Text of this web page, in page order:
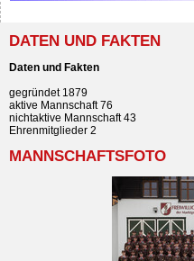
DATEN UND FAKTEN
Daten und Fakten
gegründet 1879
aktive Mannschaft 76
nichtaktive Mannschaft 43
Ehrenmitglieder 2
MANNSCHAFTSFOTO